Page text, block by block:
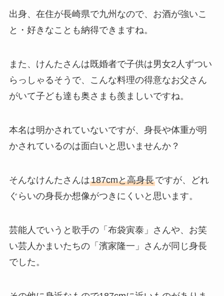
出身、在住が長崎県で九州なので、お酒が強いこ
と・好きなことも納得できますね。
また、けんたさんは既婚者で子供は男女2人ずつい
らっしゃるそうで、こんな料理の得意なお父さん
がいて子ども達も奥さまも羨ましいですね。
本名は明かされていないですが、身長や体重が明
かされているのは面白いと思いませんか？
そんなけんたさんは187cmと高身長ですが、どれ
ぐらいの身長か想像がつきにくいと思います。
芸能人でいうと歌手の「布袋寅泰」さんや、お笑
い芸人かまいたちの「濱家隆一」さんが同じ身長
でした。